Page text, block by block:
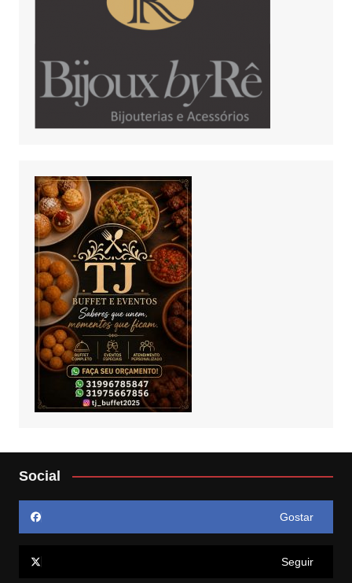
Social
Gostar
Seguir